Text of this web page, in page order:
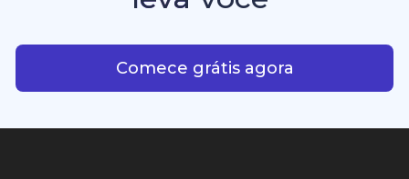
marketing que desejam produzir conteúdo em
vídeo profissional, com qualidade de estúdio, de
forma simples.
Comece grátis agora